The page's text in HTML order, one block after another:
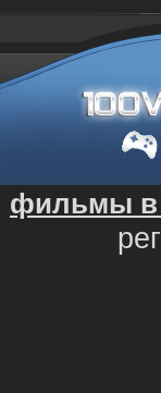
фильмы в